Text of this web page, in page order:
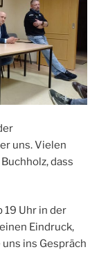
uns. Vielen
dass
19 Uhr in der
Eindruck,
ins Gespräch